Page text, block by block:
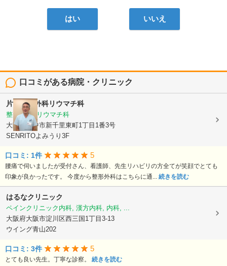
はい いいえ
口コミがある病院・クリニック
片岡整形外科リウマチ科
整形外科, リウマチ科
大阪府豊中市新千里東町1丁目1番3号
SENRITOよみうり3F
口コミ: 1件 5
腰痛で伺いましたが受付さん、看護師、先生リハビリの方全てが笑顔でとても
印象が良かったです。 今度から整形外科はこちらに通... 続きを読む
はるなクリニック
ペインクリニック内科, 漢方内科, 内科, ...
大阪府大阪市淀川区西三国1丁目3-13
ウイング青山202
口コミ: 3件 5
とても良い先生。丁寧な診察。 続きを読む